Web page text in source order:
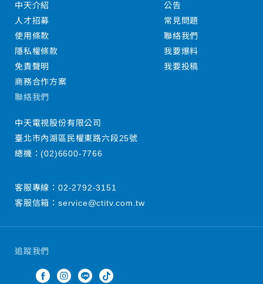
追蹤我們
中天介紹
人才招募
使用條款
隱私權條款
免責聲明
商務合作方案
公告
常見問題
聯絡我們
我要爆料
我要投稿
聯絡我們
中天電視股份有限公司
臺北市內湖區民權東路六段25號
總機：(02)6600-7766
客服專線： 02-2792-3151
客服信箱： service@ctitv.com.tw